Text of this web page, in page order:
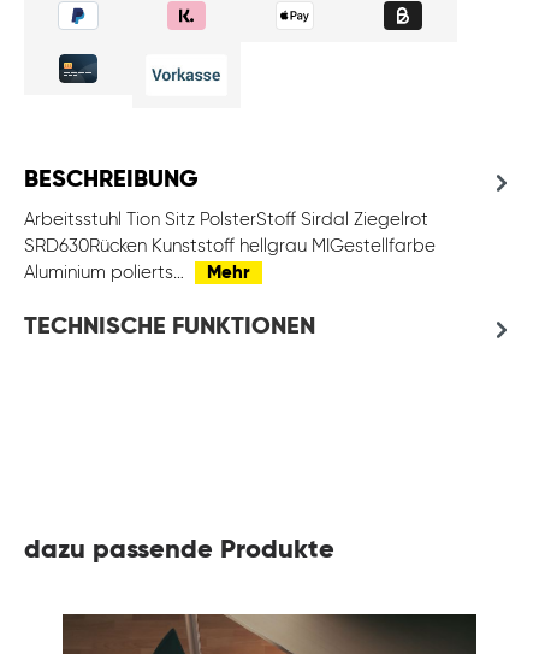
BESCHREIBUNG
Arbeitsstuhl Tion Sitz PolsterStoff Sirdal Ziegelrot
SRD630Rücken Kunststoff hellgrau MIGestellfarbe
Aluminium polierts…
Mehr
TECHNISCHE FUNKTIONEN
dazu passende Produkte